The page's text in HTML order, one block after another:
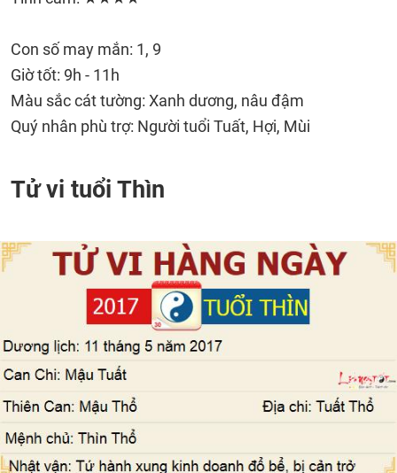
Con số may mắn: 1, 9
Giờ tốt: 9h - 11h
Màu sắc cát tường: Xanh dương, nâu đậm
Quý nhân phù trợ: Người tuổi Tuất, Hợi, Mùi
Tử vi tuổi Thìn